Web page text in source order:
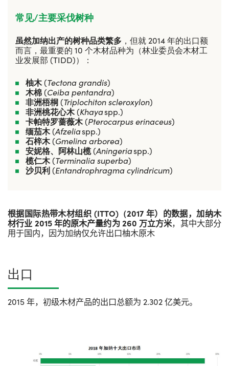
常见/主要采伐树种
虽然加纳出产的树种品类繁多 ，但就2014年的出口额
而言，最重要的 10 个木材品种为（林业委员会木材工
业发展部 (TIDD)）：
柚木(Tectona grandis)
木棉(Ceiba pentandra)
非洲梧桐(Triplochiton scleroxylon)
非洲桃花心木(Khayaspp.)
卡帕特罗蔷薇木(Pterocarpus erinaceus)
缅茄木(Afzeliaspp.)
石梓木(Gmelina arborea)
安妮格、阿林山榄(Aningeriaspp.)
榄仁木(Terminalia superba)
沙贝利(Entandrophragma cylindricum)
根据国际热带木材组织 (ITTO)（2017年）的数据，加纳木
材行业 2015年的原木产量约为260 万立方米，其中大部分
用于国内，因为加纳仅允许出口柚木原木
出口
2015年，初级木材产品的出口总额为 2.302亿美元。